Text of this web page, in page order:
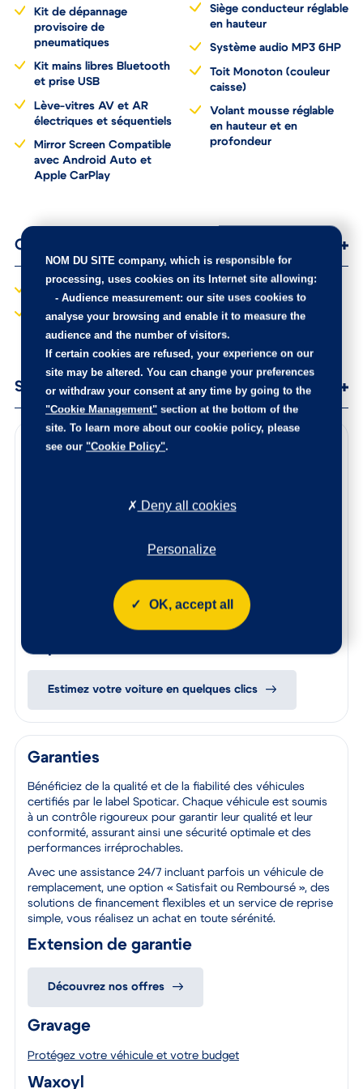
Kit de dépannage
provisoire de
Kit mains libres Bluetooth
Lève-vitres AV et AR
Mirror Screen Compatible
avec Android Auto et
Siège conducteur réglable
Toit Monoton (couleur
Volant mousse réglable
en hauteur et en
Options
Airbump Black
Roue de secours tôle 15"
Teinte de caisse
métallisée Gris Acier
Services
Points de contrôle
Les éventuelles pièces endommagées ont été remplacées,
sera remis lors de la livraison.
N’hésitez pas à nous contacter afin de connaitre l’origine
de ce véhicule, les points de contrôle réalisés ainsi que les
pièces remplacées sur ce véhicule.
Reprise de votre voiture
Garanties
Bénéficiez de la qualité et de la fiabilité des véhicules
certifiés par le label Spoticar. Chaque véhicule est soumis
à un contrôle rigoureux pour garantir leur qualité et leur
conformité, assurant ainsi une sécurité optimale et des
Avec une assistance 24/7 incluant parfois un véhicule de
remplacement, une option « Satisfait ou Remboursé », des
solutions de financement flexibles et un service de reprise
Extension de garantie
Gravage
Protégez votre véhicule et votre budget
NOM DU SITE company, which is responsible for
processing, uses cookies on its Internet site allowing:
- Audience measurement: our site uses cookies to
analyse your browsing and enable it to measure the
audience and the number of visitors.
If certain cookies are refused, your experience on our
site may be altered. You can change your preferences
or withdraw your consent at any time by going to the
"Cookie Management" section at the bottom of the
site. To learn more about our cookie policy, please
see our "Cookie Policy".
OK, accept all
Personalize
Deny all cookies